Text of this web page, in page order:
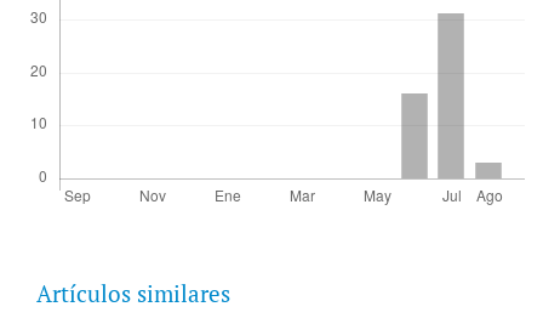
Artículos similares